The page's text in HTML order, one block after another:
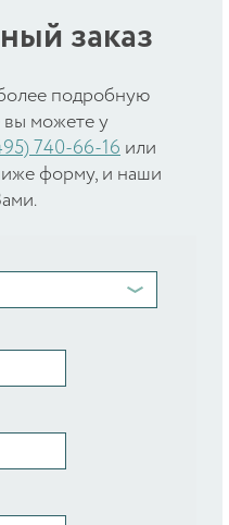
заказ
более подробную
можете у
740-66-16 или
форму, и наши